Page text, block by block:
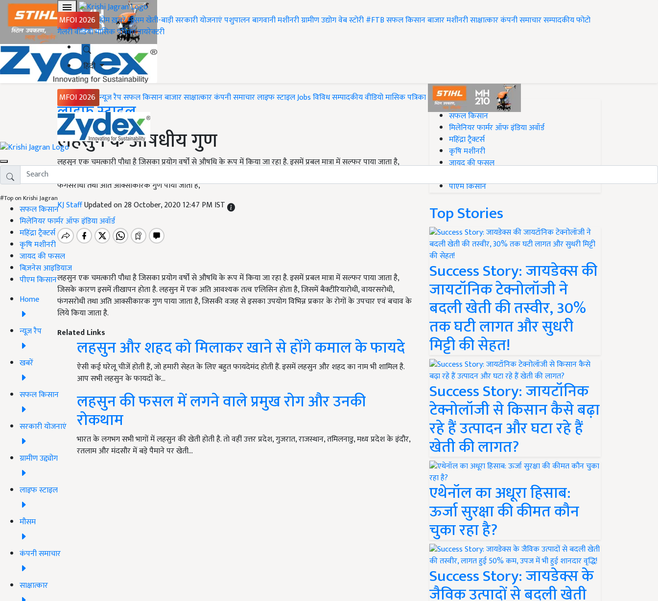
MFOI 2026 होमख़बरेंमौसमखेती-बाड़ीसरकारी योजनाएंपशुपालनबागवानीमशीनरीग्रामीण उद्योगवेब स्टोरी#FTBसफल किसानबाजारमशीनरीसाक्षात्कारकंपनी समाचारसम्पादकीयफोटो
गैलरीवीडियोमासिक पत्रिकाडायरेक्टरी
हिंदी
MFOI 2026 न्यूज़ रैपसफल किसानबाजारसाक्षात्कारकंपनी समाचारलाइफ स्टाइलJobsविविधसम्पादकीयवीडियोमासिक पत्रिका
#Top on Krishi Jagran
सफल किसान
मिलेनियर फार्मर ऑफ इंडिया अवॉर्ड
महिंद्रा ट्रैक्टर्स
कृषि मशीनरी
जायद की फसल
बिज़नेस आइडियाज
पीएम किसान
Home
न्यूज़ रैप
खबरें
सफल किसान
सरकारी योजनाएं
ग्रामीण उद्द्योग
लाइफ स्टाइल
मौसम
कंपनी समाचार
साक्षात्कार
Home
लाइफ स्टाइल
लहसुन के औषधीय गुण
लहसुन एक चमत्कारी पौधा है जिसका प्रयोग वर्षों से औषधि के रूप में किया जा रहा है. इसमें प्रबल मात्रा में सल्फर पाया जाता है,
फंगसरोधी तथा अति आक्सीकारक गुण पाया जाता है,
KJ StaffUpdated on 28 October, 2020 12:47 PM IST
लहसुन एक चमत्कारी पौधा है जिसका प्रयोग वर्षों से औषधि के रूप में किया जा रहा है. इसमें प्रबल मात्रा में सल्फर पाया जाता है,
जिसके कारण इसमें तीखापन होता है. लहसुन में एक अति आवश्यक तत्व एलिसिन होता है, जिसमें बैक्टीरियारोधी, वायरसरोधी,
फंगसरोधी तथा अति आक्सीकारक गुण पाया जाता है, जिसकी वजह से इसका उपयोग विभिन्न प्रकार के रोगों के उपचार एवं बचाव के
लिये किया जाता है.
Related Links
लहसुन और शहद को मिलाकर खाने से होंगे कमाल के फायदे
ऐसी कई घरेलू चीजें होती हैं, जो हमारी सेहत के लिए बहुत फायदेमंद होती हैं. इसमें लहसुन और शहद का नाम भी शामिल है.
आप सभी लहसुन के फायदों के…
लहसुन की फसल में लगने वाले प्रमुख रोग और उनकी
रोकथाम
भारत के लगभग सभी भागों में लहसुन की खेती होती है. तो वहीं उत्तर प्रदेश, गुजरात, राजस्थान, तमिलनाडु, मध्य प्रदेश के इंदौर,
रतलाम और मंदसौर में बड़े पैमाने पर खेती…
#Top on Krishi Jagran
सफल किसान
मिलेनियर फार्मर ऑफ इंडिया अवॉर्ड
महिंद्रा ट्रैक्टर्स
कृषि मशीनरी
जायद की फसल
पीएम किसान
Top Stories
Success Story: जायडेक्स की
जायटॉनिक टेक्नोलॉजी ने
बदली खेती की तस्वीर, 30%
तक घटी लागत और सुधरी
मिट्टी की सेहत!
Success Story: जायटॉनिक
टेक्नोलॉजी से किसान कैसे बढ़ा
रहे हैं उत्पादन और घटा रहे हैं
खेती की लागत?
एथेनॉल का अधूरा हिसाब:
ऊर्जा सुरक्षा की कीमत कौन
चुका रहा है?
Success Story: जायडेक्स के
जैविक उत्पादों से बदली खेती